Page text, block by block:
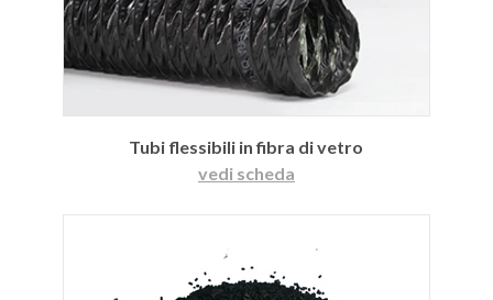
Tubi flessibili in fibra di vetro
vedi scheda